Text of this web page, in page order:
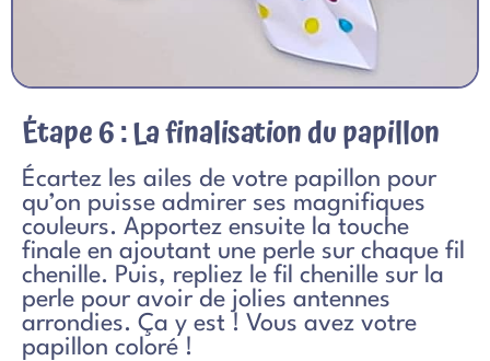
Étape 6 : La finalisation du papillon
Écartez les ailes de votre papillon pour
qu’on puisse admirer ses magnifiques
couleurs. Apportez ensuite la touche
finale en ajoutant une perle sur chaque fil
chenille. Puis, repliez le fil chenille sur la
perle pour avoir de jolies antennes
arrondies. Ça y est ! Vous avez votre
papillon coloré !